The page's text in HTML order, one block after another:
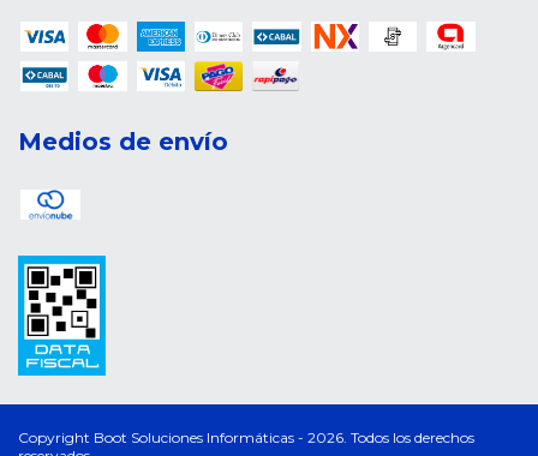
Medios de envío
Copyright Boot Soluciones Informáticas - 2026. Todos los derechos